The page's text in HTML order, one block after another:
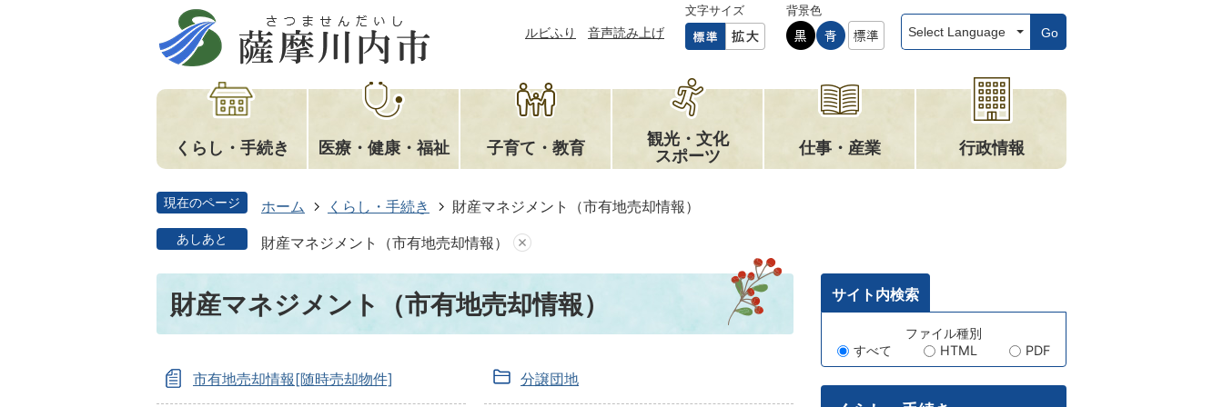
ルビふり 音声読み上げ
文字サイズ
背景色
Go
くらし・手続き 医療・健康・福祉 子育て・教育
観光・文化
スポーツ
仕事・産業 行政情報
現在のページ ホーム くらし・手続き 財産マネジメント（市有地売却情報）
あしあと 財産マネジメント（市有地売却情報）
財産マネジメント（市有地売却情報）
市有地売却情報[随時売却物件] 分譲団地
サイト内検索
ー
ワ
ファイル種別
すべて
HTML PDF